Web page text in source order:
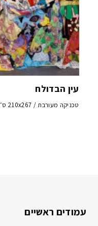
עין הבדולח
טכניקה מעורבת / 210x267 ס״מ, 2019
עמודים ראשיים